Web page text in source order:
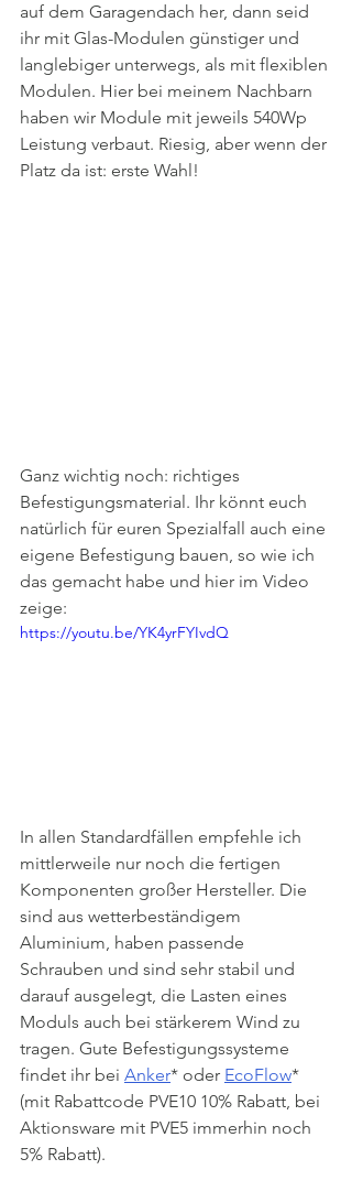
auf dem Garagendach her, dann seid
ihr mit Glas-Modulen günstiger und
langlebiger unterwegs, als mit flexiblen
Modulen. Hier bei meinem Nachbarn
haben wir Module mit jeweils 540Wp
Leistung verbaut. Riesig, aber wenn der
Platz da ist: erste Wahl!
Ganz wichtig noch: richtiges
Befestigungsmaterial. Ihr könnt euch
natürlich für euren Spezialfall auch eine
eigene Befestigung bauen, so wie ich
das gemacht habe und hier im Video
zeige:
https://youtu.be/YK4yrFYIvdQ
In allen Standardfällen empfehle ich
mittlerweile nur noch die fertigen
Komponenten großer Hersteller. Die
sind aus wetterbeständigem
Aluminium, haben passende
Schrauben und sind sehr stabil und
darauf ausgelegt, die Lasten eines
Moduls auch bei stärkerem Wind zu
tragen. Gute Befestigungssysteme
findet ihr bei Anker* oder EcoFlow*
(mit Rabattcode PVE10 10% Rabatt, bei
Aktionsware mit PVE5 immerhin noch
5% Rabatt).